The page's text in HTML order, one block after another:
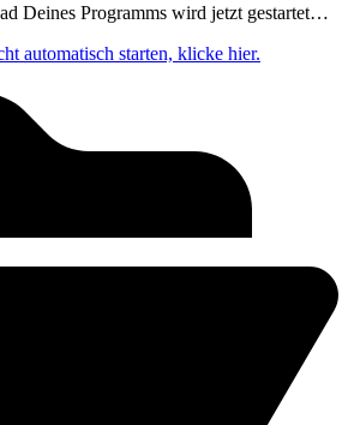
Deines Programms wird jetzt gestartet…
automatisch starten, klicke hier.